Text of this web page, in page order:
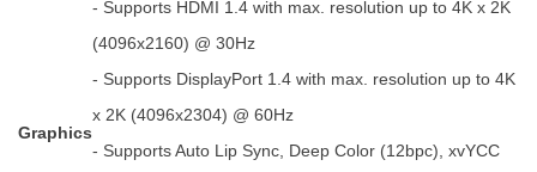
Graphics
- Supports HDMI 1.4 with max. resolution up to 4K x 2K
(4096x2160) @ 30Hz
- Supports DisplayPort 1.4 with max. resolution up to 4K
x 2K (4096x2304) @ 60Hz
- Supports Auto Lip Sync, Deep Color (12bpc), xvYCC